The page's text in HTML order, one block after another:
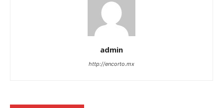
admin
http://encorto.mx